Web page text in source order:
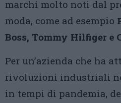
marchi molto noti dal
moda, come ad esempio
Boss, Tommy Hilfiger e
Per un’azienda che ha
rivoluzioni industriali
in tempi di pandemia,